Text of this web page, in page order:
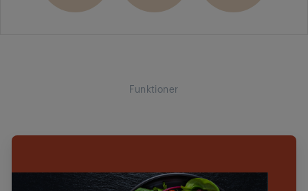
Funktioner